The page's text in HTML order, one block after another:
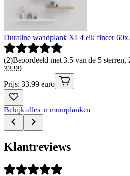
Duraline wandplank XL4 eik fineer
(2)Beoordeeld met 3.5 van de 5 sterren,
33.99
Prijs: 33.99 euro
Bekijk alles in muurplanken
Klantreviews